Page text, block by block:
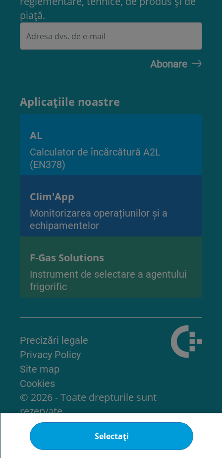
Selectați
piață.
Aplicațiile noastre
AL
Calculator de încărcătură A2L
(EN378)
Clim'App
Monitorizarea operațiunilor și a
echipamentelor
F-Gas Solutions
Instrument de selectare a agentului
frigorific
Precizări legale
Privacy Policy
Site map
Cookies
© 2026 - Toate drepturile sunt
rezervate
Înapoi la începutul paginii